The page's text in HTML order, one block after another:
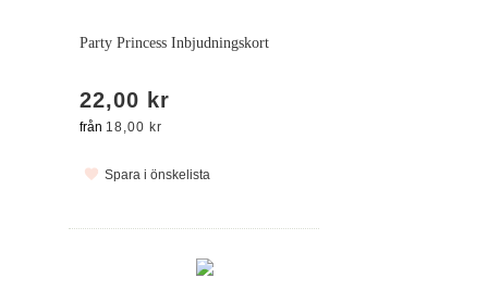
Party Princess Inbjudningskort
22,00 kr
från 18,00 kr
Spara i önskelista